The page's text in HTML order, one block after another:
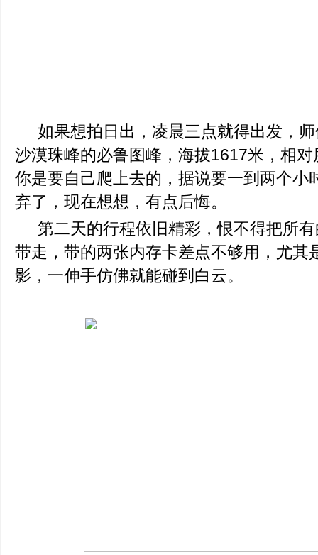
如果想拍日出，凌晨三点就得出发，
沙漠珠峰的必鲁图峰，海拔1617米，相
你是要自己爬上去的，据说要一到两个小
弃了，现在想想，有点后悔。
第二天的行程依旧精彩，恨不得把所
带走，带的两张内存卡差点不够用，尤其
影，一伸手仿佛就能碰到白云。